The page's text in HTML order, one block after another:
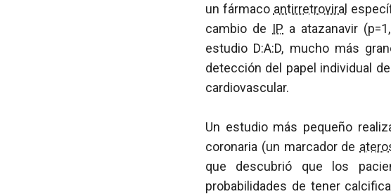
un fármaco antirretroviral
cambio de IP a atazanavir
estudio D:A:D, mucho más
detección del papel individual
cardiovascular.
Un estudio más pequeño
coronaria (un marcador de
que descubrió que los
probabilidades de tener